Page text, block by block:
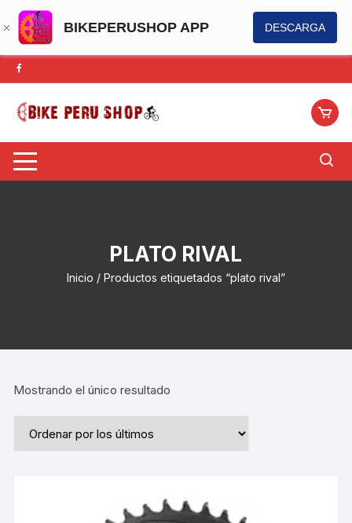
BIKEPERUSHOP APP DESCARGA
Saltar
al
contenido
PLATO RIVAL
Inicio / Productos etiquetados “plato rival”
Mostrando el único resultado